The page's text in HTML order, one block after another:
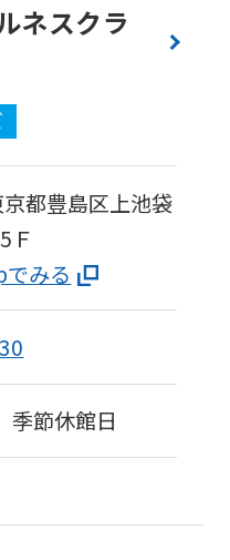
ネスクラ
都豊島区上池袋
Ｆ
みる
季節休館日